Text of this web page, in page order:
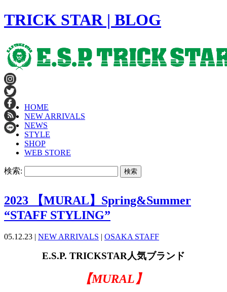
TRICK STAR | BLOG
HOME
NEW ARRIVALS
NEWS
STYLE
SHOP
WEB STORE
検索:
2023 【MURAL】Spring&Summer
“STAFF STYLING”
05.12.23 | NEW ARRIVALS | OSAKA STAFF
E.S.P. TRICKSTAR人気ブランド
【MURAL】